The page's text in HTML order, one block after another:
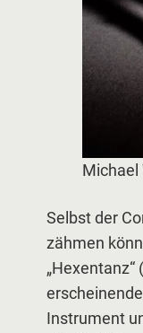
Michael
Selbst der
zähmen
Instrument